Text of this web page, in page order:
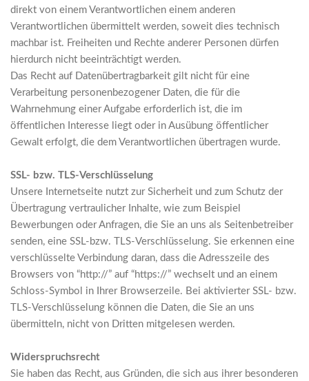
direkt von einem Verantwortlichen einem anderen
Verantwortlichen übermittelt werden, soweit dies technisch
machbar ist. Freiheiten und Rechte anderer Personen dürfen
hierdurch nicht beeinträchtigt werden.
Das Recht auf Datenübertragbarkeit gilt nicht für eine
Verarbeitung personenbezogener Daten, die für die
Wahrnehmung einer Aufgabe erforderlich ist, die im
öffentlichen Interesse liegt oder in Ausübung öffentlicher
Gewalt erfolgt, die dem Verantwortlichen übertragen wurde.
SSL- bzw. TLS-Verschlüsselung
Unsere Internetseite nutzt zur Sicherheit und zum Schutz der
Übertragung vertraulicher Inhalte, wie zum Beispiel
Bewerbungen oder Anfragen, die Sie an uns als Seitenbetreiber
senden, eine SSL-bzw. TLS-Verschlüsselung. Sie erkennen eine
verschlüsselte Verbindung daran, dass die Adresszeile des
Browsers von “http://” auf “https://” wechselt und an einem
Schloss-Symbol in Ihrer Browserzeile. Bei aktivierter SSL- bzw.
TLS-Verschlüsselung können die Daten, die Sie an uns
übermitteln, nicht von Dritten mitgelesen werden.
Widerspruchsrecht
Sie haben das Recht, aus Gründen, die sich aus ihrer besonderen